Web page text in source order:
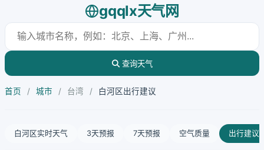
gqqlx天气网
查询天气
首页 / 城市 / 台湾 / 白河区出行建议
白河区实时天气 3天预报 7天预报 空气质量 出行建议